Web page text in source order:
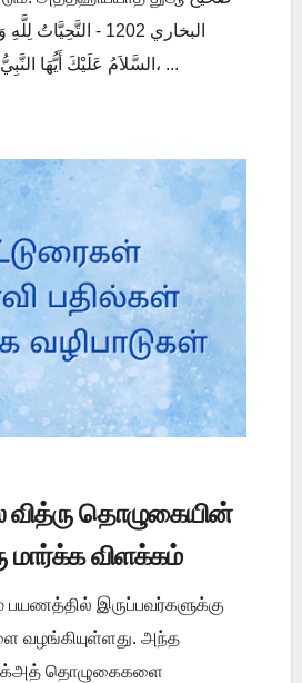
البخاري 1202 -
السَّلاَمُ عَلَيْكَ أَيُّهَا النَّبِيُّ وَرَحْمَةُ اللَّهِ وَبَرَكَاتُهُ، ...
வித்ரு தொழுகையின்
மார்க்க விளக்கம்
பயணத்தில் இருப்பவர்களுக்கு
வழங்கியுள்ளது. அந்த
தொழுகைகளை